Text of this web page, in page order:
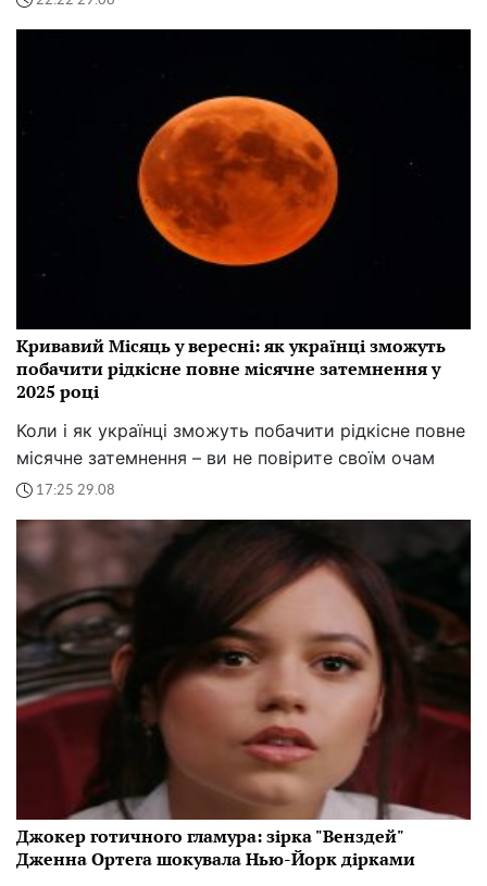
Кривавий Місяць у вересні: як українці зможуть
побачити рідкісне повне місячне затемнення у
2025 році
Коли і як українці зможуть побачити рідкісне повне
місячне затемнення – ви не повірите своїм очам
17:25 29.08
Джокер готичного гламура: зірка "Венздей"
Дженна Ортега шокувала Нью-Йорк дірками